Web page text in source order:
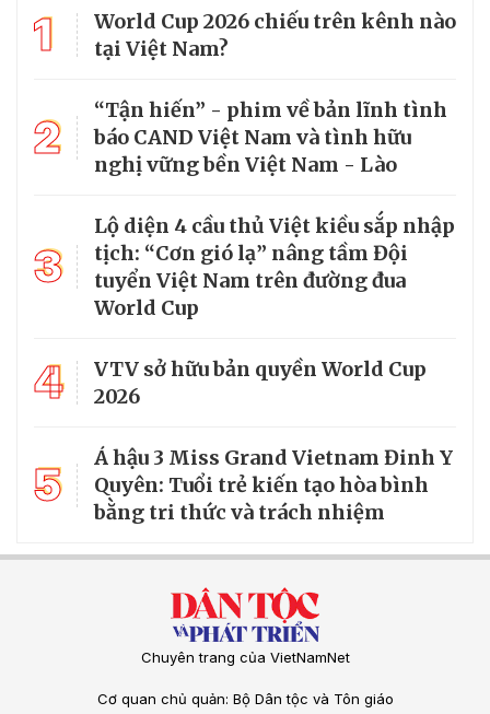
1
World Cup 2026 chiếu trên kênh nào
tại Việt Nam?
2
“Tận hiến” - phim về bản lĩnh tình
báo CAND Việt Nam và tình hữu
nghị vững bền Việt Nam - Lào
3
Lộ diện 4 cầu thủ Việt kiều sắp nhập
tịch: “Cơn gió lạ” nâng tầm Đội
tuyển Việt Nam trên đường đua
World Cup
4
VTV sở hữu bản quyền World Cup
2026
5
Á hậu 3 Miss Grand Vietnam Đinh Y
Quyên: Tuổi trẻ kiến tạo hòa bình
bằng tri thức và trách nhiệm
Chuyên trang của VietNamNet
Cơ quan chủ quản: Bộ Dân tộc và Tôn giáo